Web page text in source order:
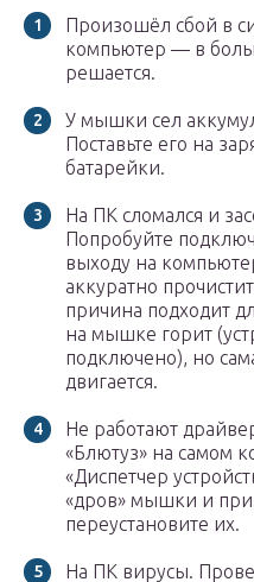
Произошёл сбой в
компьютер — в
решается.
У мышки сел
Поставьте его на
батарейки.
На ПК сломался и
Попробуйте
выходу на
аккуратно
причина подходит
на мышке горит
подключено), но
двигается.
Не работают
«Блютуз» на самом
«Диспетчер
«дров» мышки и при
переустановите их.
На ПК вирусы.